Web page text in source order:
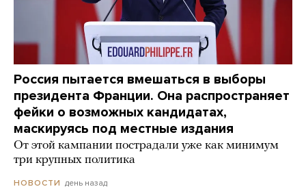
Россия пытается вмешаться в выборы
президента Франции. Она распространяет
фейки о возможных кандидатах,
маскируясь под местные издания
От этой кампании пострадали уже как минимум
три крупных политика
НОВОСТИ день назад